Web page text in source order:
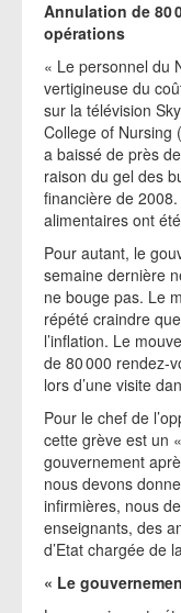
Annulation de 80
opérations
« Le personnel du
vertigineuse du
sur la télévision
College of Nursing
a baissé de près
raison du gel des
financière de
alimentaires ont
Pour autant, le
semaine dernière
ne bouge pas. Le
répété craindre
l’inflation. Le
de 80 000 rendez-
lors d’une visite
Pour le chef de
cette grève est un
gouvernement
nous devons
infirmières, nous
enseignants, des
d’Etat chargée de
« Le